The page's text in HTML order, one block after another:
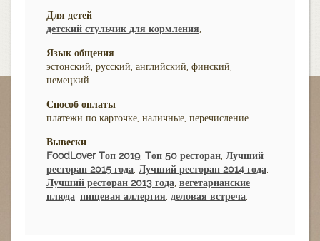
Для детей
детский стульчик для кормления,
Язык общения
эстонский, русский, английский, финский,
немецкий
Способ оплаты
платежи по карточке, наличные, перечисление
Вывески
FoodLover Tоп 2019, Tоп 50 ресторан, Лучший
ресторан 2015 года, Лучший ресторан 2014 года,
Лучший ресторан 2013 года, вегетарианские
плюда, пищевая аллергия, деловая встреча,